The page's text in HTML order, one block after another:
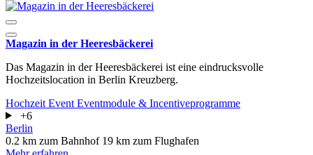
Magazin in der Heeresbäckerei
Das Magazin in der Heeresbäckerei ist eine eindrucksvolle
Hochzeitslocation in Berlin Kreuzberg.
Hochzeit Event Eventmodule & Incentiveprogramme
+6
Berlin
0.2 km zum Bahnhof 19 km zum Flughafen